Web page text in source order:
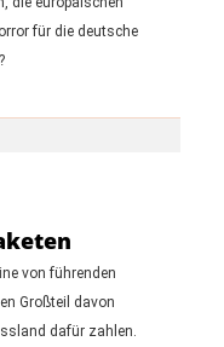
für die deutsche
von führenden
Großteil davon
dafür zahlen.